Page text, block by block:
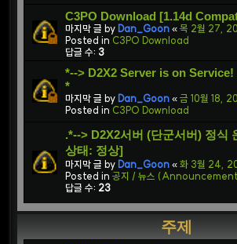
C3PO Download [1.14d
마지막 글 by Dan_Goon « 목 2월 27,
Posted in C3PO Download
답글 수: 3
*--> D2X2 Server is on
*
마지막 글 by Dan_Goon « 금 10월 18,
Posted in C3PO Download
.*--> D2X2서버 (단군서버) 정식
상태: 정상]
마지막 글 by Dan_Goon « 화 3월 24,
Posted in 공지 / 뉴스
답글 수: 23
주제